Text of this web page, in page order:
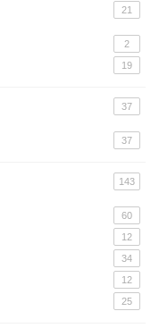
21
2
19
37
37
143
60
12
34
12
25